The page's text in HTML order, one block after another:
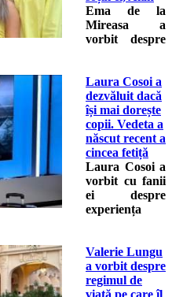
Ema de la
Mireasa a
vorbit despre
Laura Cosoi a
dezvăluit dacă
își mai dorește
copii. Vedeta a
născut recent a
cincea fetiță
Laura Cosoi a
vorbit cu fanii
ei despre
experiența
Valerie Lungu
a vorbit despre
regimul de